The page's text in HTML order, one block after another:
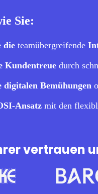
Sie:
dieteamübergreifende
Kundentreuedurch
digitalen Bemühungen
Ansatzmit den
vertrauen